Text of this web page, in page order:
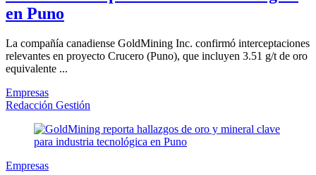
en Puno
La compañía canadiense GoldMining Inc. confirmó interceptaciones
relevantes en proyecto Crucero (Puno), que incluyen 3.51 g/t de oro
equivalente ...
Empresas
Redacción Gestión
Empresas